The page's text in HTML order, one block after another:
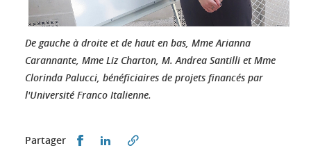
De gauche à droite et de haut en bas, Mme Arianna
Carannante, Mme Liz Charton, M. Andrea Santilli et Mme
Clorinda Palucci, bénéficiaires de projets financés par
l'Université Franco Italienne.
Partager Partager sur Facebook
Partager sur LinkedIn